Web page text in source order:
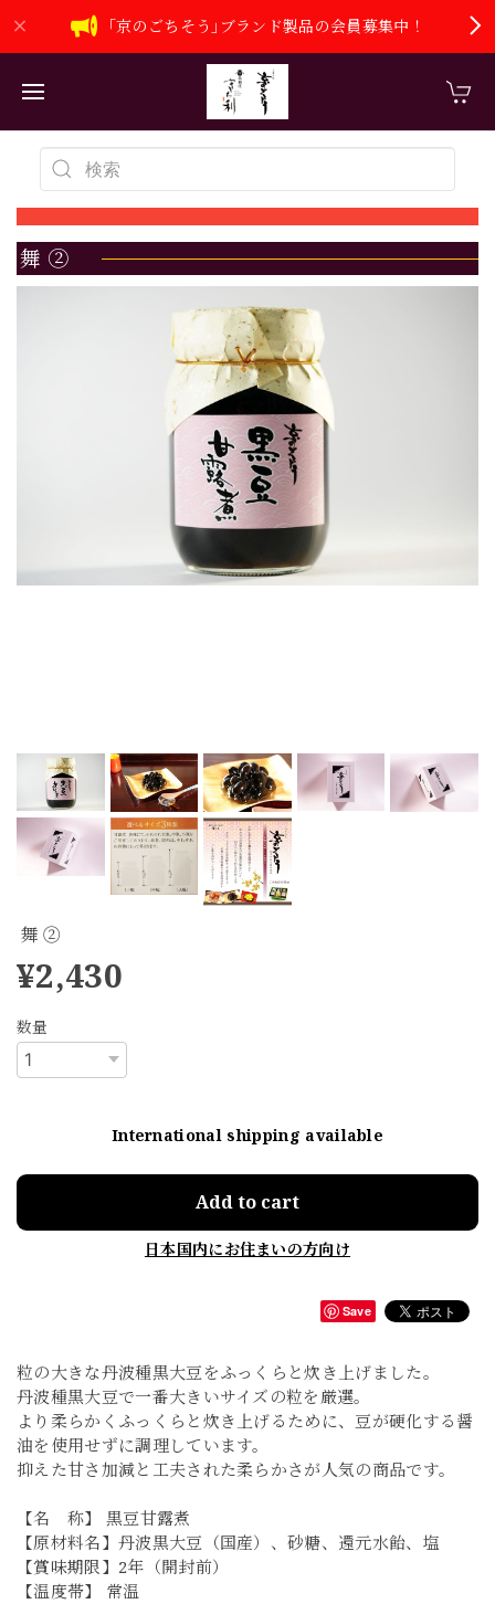
｢京のごちそう｣ブランド製品の会員募集中！
舞 ②
舞 ②
¥2,430
数量
International shipping available
Add to cart
日本国内にお住まいの方向け
Save
粒の大きな丹波種黒大豆をふっくらと炊き上げました。
丹波種黒大豆で一番大きいサイズの粒を厳選。
より柔らかくふっくらと炊き上げるために、豆が硬化する醤
油を使用せずに調理しています。
抑えた甘さ加減と工夫された柔らかさが人気の商品です。
【名 称】 黒豆甘露煮
【原材料名】丹波黒大豆（国産）、砂糖、還元水飴、塩
【賞味期限】2年（開封前）
【温度帯】 常温